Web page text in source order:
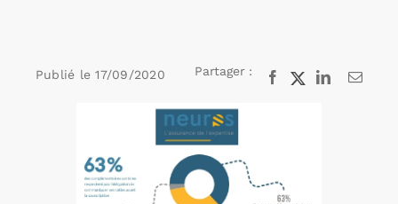
Publié le 17/09/2020 Partager : Facebook
X LinkedInEmail
agrandie